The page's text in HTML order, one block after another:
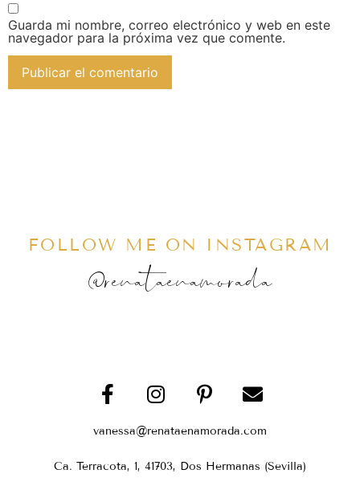
Guarda mi nombre, correo electrónico y web en este
navegador para la próxima vez que comente.
FOLLOW ME ON INSTAGRAM
@renataenamorada
vanessa@renataenamorada.com
Ca. Terracota, 1, 41703, Dos Hermanas (Sevilla)